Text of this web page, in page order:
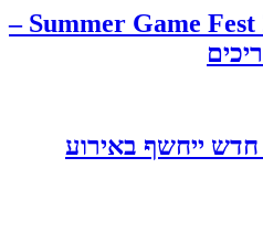
המדריך המלא ל-Summer Game Fest 2024 –
דיווח: משחק DOOM חדש ייחשף באירוע